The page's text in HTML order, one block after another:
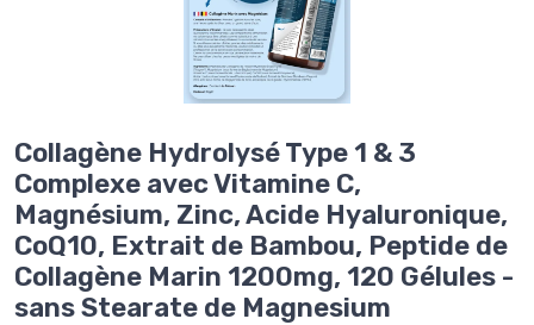
Collagène Hydrolysé Type 1 & 3
Complexe avec Vitamine C,
Magnésium, Zinc, Acide Hyaluronique,
CoQ10, Extrait de Bambou, Peptide de
Collagène Marin 1200mg, 120 Gélules -
sans Stearate de Magnesium